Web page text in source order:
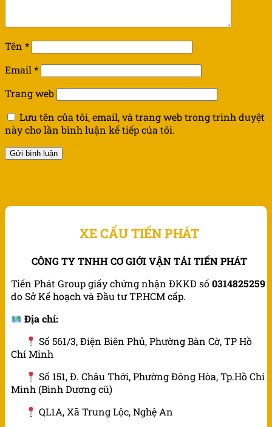
Tên *
Email*
Trang web
Lưu tên của tôi, email, và trang web trong trình duyệt
này cho lần bình luận kế tiếp của tôi.
XE CẨU TIẾN PHÁT
CÔNG TY TNHH CƠ GIỚI VẬN TẢI TIẾN PHÁT
Tiến Phát Group giấy chứng nhận ĐKKD số0314825259
do Sở Kế hoạch và Đầu tư TP.HCM cấp.
Địa chỉ:
Số 561/3, Điện Biên Phủ, Phường Bàn Cờ, TP Hồ
Chí Minh
Số 151, Đ. Châu Thới, Phường Đông Hòa, Tp.Hồ Chí
Minh (Bình Dương cũ)
QL1A, Xã Trung Lộc, Nghệ An